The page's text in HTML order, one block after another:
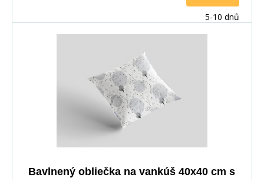
5-10 dnů
Bavlnený obliečka na vankúš 40x40 cm s